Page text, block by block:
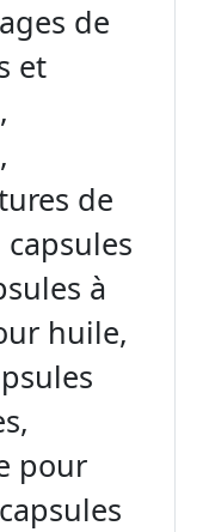
de
et
de
à
huile,
pour